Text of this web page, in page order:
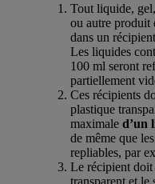
Tout liquide,
ou autre produit
dans un
Les liquides
100 ml seront
partiellement
Ces récipients
plastique
maximale d’un
de même que
repliables, par
Le récipient doit
transparent et le